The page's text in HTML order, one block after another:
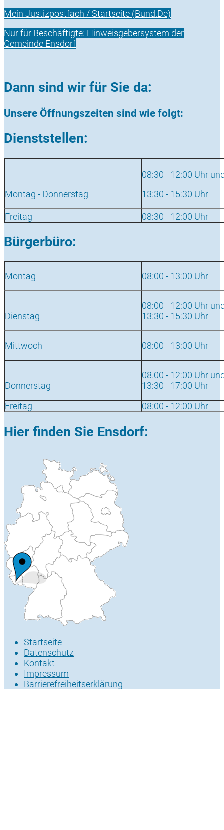
Mein Justizpostfach / Startseite (Bund.De)
Nur für Beschäftigte: Hinweisgebersystem der
Gemeinde Ensdorf
Dann sind wir für Sie da:
Unsere Öffnungszeiten sind wie folgt:
Dienststellen:
Montag - Donnerstag
08:30 - 12:00 Uhr
13:30 - 15:30 Uhr
Freitag 08:30 - 12:00 Uhr
Bürgerbüro:
Montag 08:00 - 13:00 Uhr
Dienstag
08:00 - 12:00 Uhr
13:30 - 15:30 Uhr
Mittwoch 08:00 - 13:00 Uhr
Donnerstag
08.00 - 12:00 Uhr
13:30 - 17:00 Uhr
Freitag
08:00 - 12:00 Uhr
Hier finden Sie Ensdorf:
Startseite
Datenschutz
Kontakt
Impressum
Barrierefreiheitserklärung